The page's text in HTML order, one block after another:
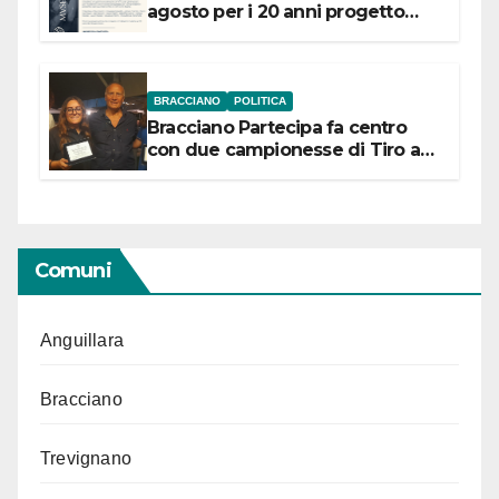
agosto per i 20 anni progetto
BRACCIANO POLITICA
Bracciano Partecipa fa centro
con due campionesse di Tiro a
Comuni
Anguillara
Bracciano
Trevignano